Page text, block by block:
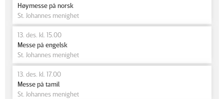
Høymesse på norsk
St. Johannes menighet
13. des. kl. 15.00
Messe på engelsk
St. Johannes menighet
13. des. kl. 17.00
Messe på tamil
St. Johannes menighet